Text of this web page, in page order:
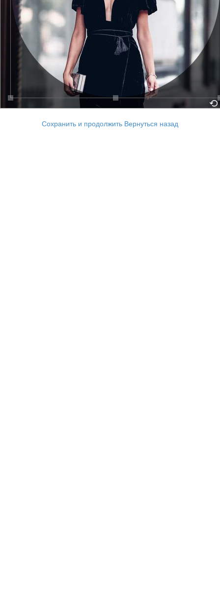
Сохранить и продолжить Вернуться назад